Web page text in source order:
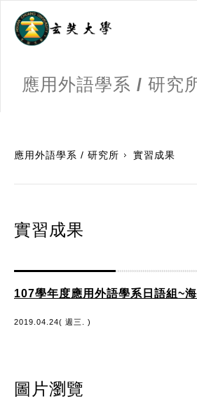
應用外語學系 / 研究
應用外語學系 / 研究所 實習成果
實習成果
107學年度應用外語學系日語組~
2019.04.24( 週三. )
圖片瀏覽